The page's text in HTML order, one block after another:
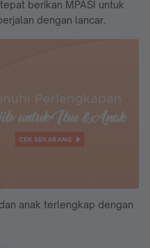
berikan MPASI untuk
dengan lancar.
anak terlengkap dengan